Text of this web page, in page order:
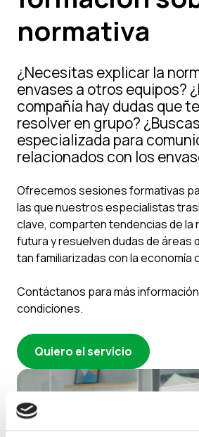
normativa
¿Necesitas explicar la
envases a otros equipos?
compañía hay dudas que
resolver en grupo?
especializada para
relacionados con los
Ofrecemos sesiones formativas
las que nuestros especialistas
clave, comparten tendencias de la
futura y resuelven dudas de áreas
tan familiarizadas con la economía
Contáctanos para más
condiciones.
Quiero el servicio